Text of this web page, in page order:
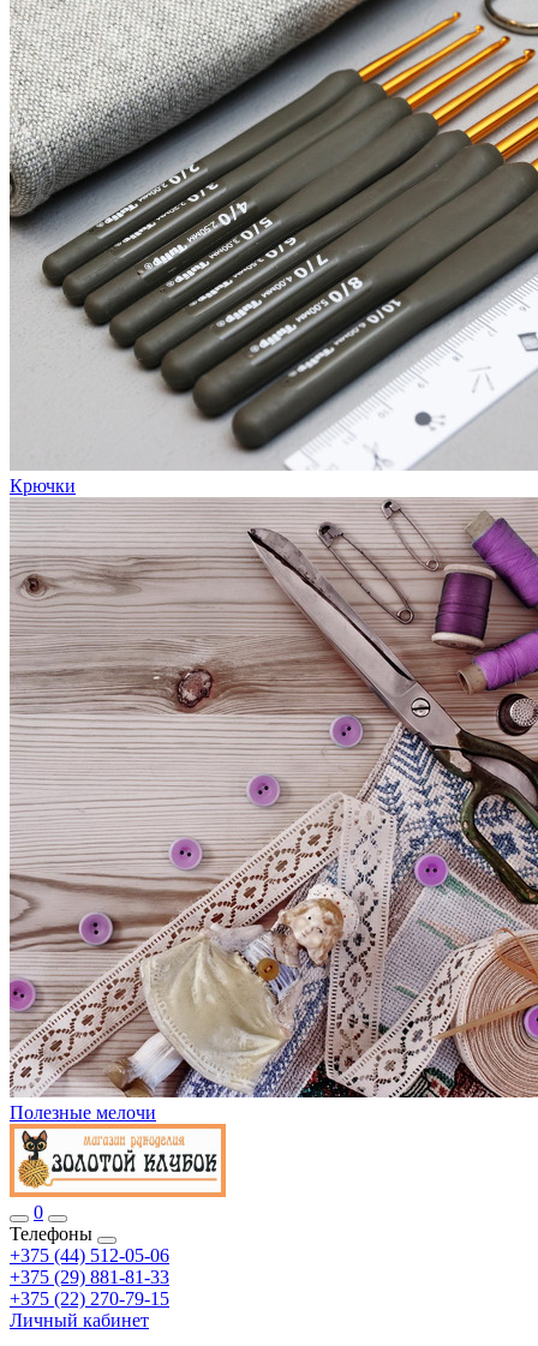
Крючки
Полезные мелочи
0
Телефоны
+375 (44) 512-05-06
+375 (29) 881-81-33
+375 (22) 270-79-15
Личный кабинет